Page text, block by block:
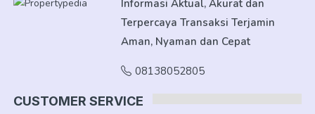
Informasi Aktual, Akurat dan
Terpercaya Transaksi Terjamin
Aman, Nyaman dan Cepat
08138052805
CUSTOMER SERVICE